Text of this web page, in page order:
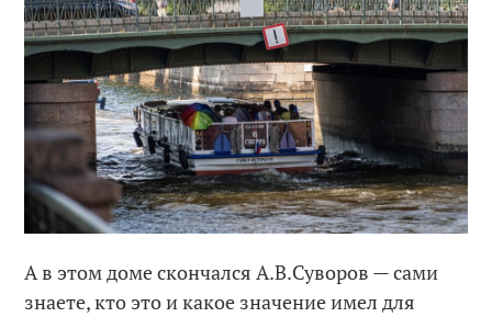
А в этом доме скончался А.В.Суворов — сами
знаете, кто это и какое значение имел для